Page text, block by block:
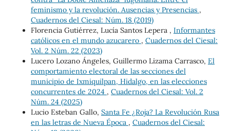
feminismo y la revolución. Ausencias y Presencias ,
Cuadernos del Ciesal: Núm. 18 (2019)
Florencia Gutiérrez, Lucía Santos Lepera , Informantes
católicos en el mundo azucarero , Cuadernos del Ciesal:
Vol. 2 Núm. 22 (2023)
Lucero Lozano Ángeles, Guillermo Lizama Carrasco, El
comportamiento electoral de las secciones del
municipio de Ixmiquilpan, Hidalgo, en las elecciones
concurrentes de 2024 , Cuadernos del Ciesal: Vol. 2
Núm. 24 (2025)
Lucio Esteban Gallo, Santa Fe ¿Roja? La Revolución Rusa
en las letras de Nueva Época , Cuadernos del Ciesal: